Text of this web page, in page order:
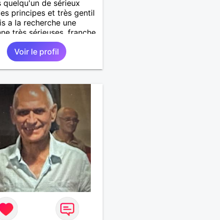
quelqu'un de sérieux
principes et très gentil
a la recherche une
très sérieuses ,franche
les critères les plus
voir accepter une
divorcer avec son
n y a aucun problème.
merci. Recherche dans
temps dialogue et
à connaître la
puis dans un deuxième
relation plus sérieuse a
vie a deux. (2017 )Ma
professionnelle et
de sécurité privée et
SIAP1. ET télésurveillance
protection dans les
supermarché. en CDI Mes
Sont la robotique ,vtt
,astronomie . Service
Voir le profil